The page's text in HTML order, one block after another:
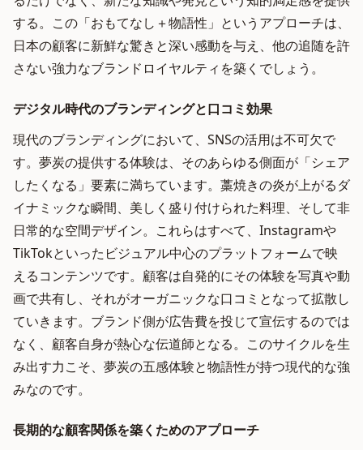
する。この「おもてなし＋物語性」というアプローチは、
日本の顧客に新鮮な驚きと深い感動を与え、他の追随を許
さない強力なブランドロイヤルティを築くでしょう。
デジタル時代のブランディングと口コミ効果
現代のブランディングにおいて、SNSの活用は不可欠で
す。夢炭の提供する体験は、そのあらゆる側面が「シェア
したくなる」要素に満ちています。藁焼きの炎が上がるダ
イナミックな瞬間、美しく盛り付けられた料理、そして非
日常的な空間デザイン。これらはすべて、Instagramや
TikTokといったビジュアル中心のプラットフォームで映
えるコンテンツです。顧客は自発的にその体験を写真や動
画で共有し、それがオーガニックな口コミとなって拡散し
ていきます。ブランド側が広告費を投じて宣伝するのでは
なく、顧客自身が熱心な伝道師となる。このサイクルを生
み出す力こそ、夢炭の五感体験と物語性が持つ現代的な強
みなのです。
長期的な顧客関係を築くためのアプローチ